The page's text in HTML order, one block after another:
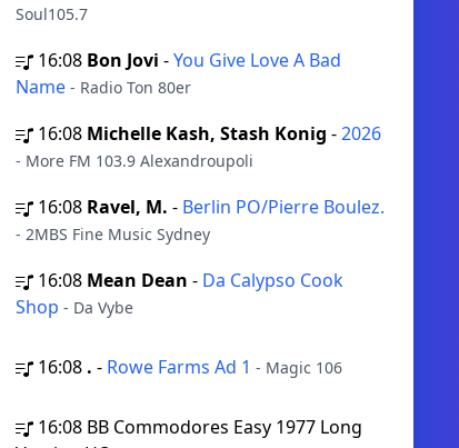
Soul105.7
16:08 Bon Jovi -You Give Love A Bad
Name - Radio Ton 80er
16:08 Michelle Kash, Stash Konig -2026
- More FM 103.9 Alexandroupoli
16:08 Ravel, M. - Berlin PO/Pierre Boulez.
- 2MBS Fine Music Sydney
16:08 Mean Dean - Da Calypso Cook
Shop - Da Vybe
16:08 . - Rowe Farms Ad 1 - Magic 106
16:08 BB Commodores Easy 1977 Long